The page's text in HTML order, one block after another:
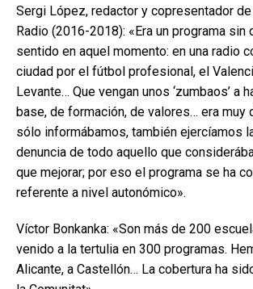
Sergi López, redactor y copresentador de
Radio (2016-2018): «Era un programa sin
sentido en aquel momento: en una radio
ciudad por el fútbol profesional, el
Levante… Que vengan unos ‘zumbaos’ a
base, de formación, de valores… era muy
sólo informábamos, también ejercíamos
denuncia de todo aquello que
que mejorar; por eso el programa se ha
referente a nivel autonómico».
Víctor Bonkanka: «Son más de 200
venido a la tertulia en 300 programas.
Alicante, a Castellón… La cobertura ha